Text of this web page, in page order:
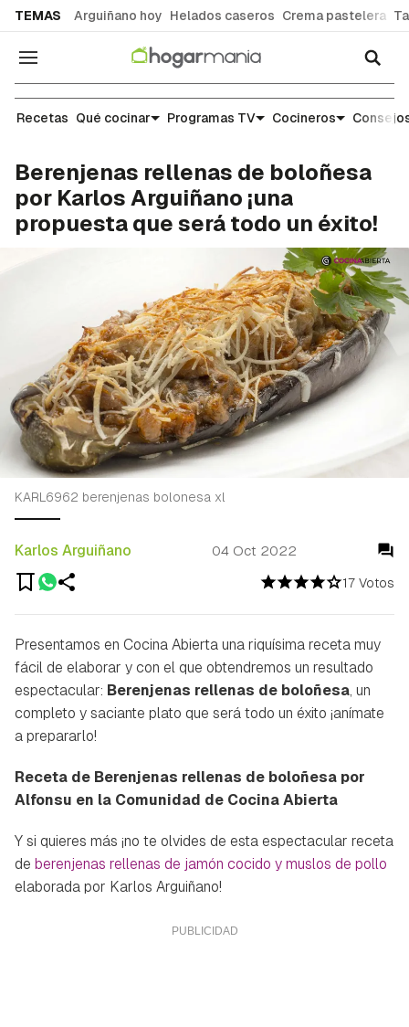
TEMAS Arguiñano hoy Helados caseros Crema pastelera
Navegación
Recetas
Recetas Qué cocinar Programas TV Cocineros
Berenjenas rellenas de boloñesa
por Karlos Arguiñano ¡una
propuesta que será todo un éxito!
17 Votos
Karlos Arguiñano 04 Oct 2022
KARL6962 berenjenas bolonesa xl
Presentamos en Cocina Abierta una riquísima receta muy
fácil de elaborar y con el que obtendremos un resultado
espectacular: Berenjenas rellenas de boloñesa, un
completo y saciante plato que será todo un éxito ¡anímate
a prepararlo!
Receta de Berenjenas rellenas de boloñesa por
Alfonsu en la Comunidad de Cocina Abierta
Y si quieres más ¡no te olvides de esta espectacular receta
de berenjenas rellenas de jamón cocido y muslos de pollo
elaborada por Karlos Arguiñano!